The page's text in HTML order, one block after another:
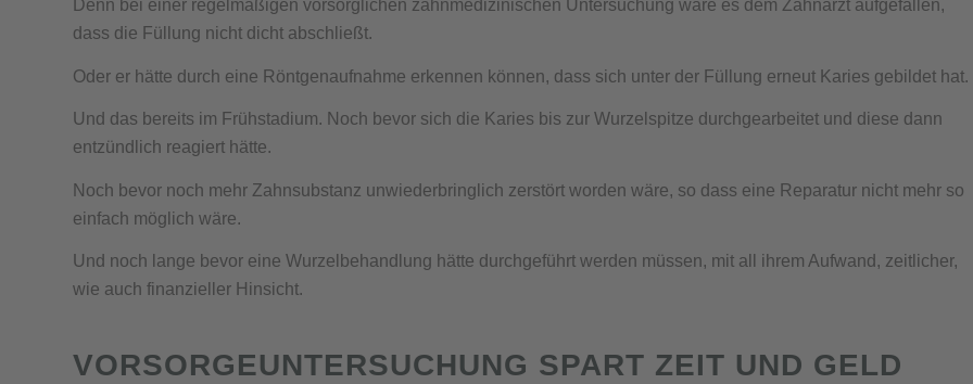
Denn bei einer regelmäßigen vorsorglichen zahnmedizinischen Untersuchung wäre es dem Zahnarzt aufgefallen,
dass die Füllung nicht dicht abschließt.
Oder er hätte durch eine Röntgenaufnahme erkennen können, dass sich unter der Füllung erneut Karies gebildet hat.
Und das bereits im Frühstadium. Noch bevor sich die Karies bis zur Wurzelspitze durchgearbeitet und diese dann
entzündlich reagiert hätte.
Noch bevor noch mehr Zahnsubstanz unwiederbringlich zerstört worden wäre, so dass eine Reparatur nicht mehr so
einfach möglich wäre.
Und noch lange bevor eine Wurzelbehandlung hätte durchgeführt werden müssen, mit all ihrem Aufwand, zeitlicher,
wie auch finanzieller Hinsicht.
VORSORGEUNTERSUCHUNG SPART ZEIT UND GELD